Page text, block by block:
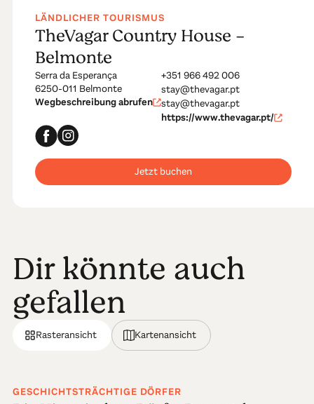
LÄNDLICHER TOURISMUS
TheVagar Country House -
Belmonte
Serra da Esperança
6250-011 Belmonte
Wegbeschreibung abrufen
+351 966 492 006
stay@thevagar.pt
stay@thevagar.pt
https://www.thevagar.pt/
Jetzt buchen
Dir könnte auch
gefallen
Rasteransicht Kartenansicht
GESCHICHTSTRÄCHTIGE DÖRFER